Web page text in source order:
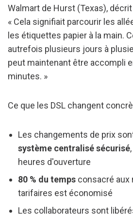
Walmart de Hurst (Texas),
« Cela signifiait parcourir les
les étiquettes papier à la main.
autrefois plusieurs jours à
peut maintenant être accompli
minutes. »
Ce que les DSL changent
Les changements de prix
système centralisé sécurisé
heures d'ouverture
80 % du tempsconsacré aux
tarifaires est économisé
Les collaborateurs sont